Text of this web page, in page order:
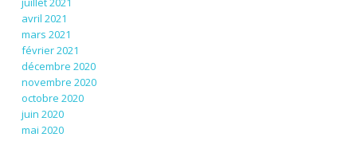
avril 2021
mars 2021
février 2021
décembre 2020
novembre 2020
octobre 2020
juin 2020
mai 2020